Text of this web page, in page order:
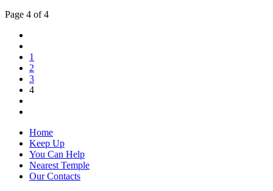
Page 4 of 4
1
2
3
4
Home
Keep Up
You Can Help
Nearest Temple
Our Contacts